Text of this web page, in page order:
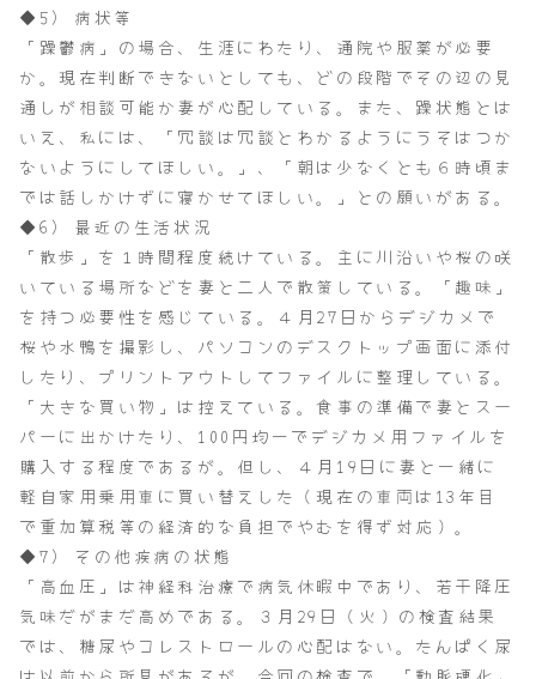
◆5) 病状等
「躁鬱病」の場合、生涯にわたり、通院や服薬が必要
か。現在判断できないとしても、どの段階でその辺の見
通しが相談可能か妻が心配している。また、躁状態とは
いえ、私には、「冗談は冗談とわかるようにうそはつか
ないようにしてほしい。」、「朝は少なくとも６時頃ま
では話しかけずに寝かせてほしい。」との願いがある。
◆6) 最近の生活状況
「散歩」を１時間程度続けている。主に川沿いや桜の咲
いている場所などを妻と二人で散策している。「趣味」
を持つ必要性を感じている。４月27日からデジカメで
桜や水鴨を撮影し、パソコンのデスクトップ画面に添付
したり、プリントアウトしてファイルに整理している。
「大きな買い物」は控えている。食事の準備で妻とスー
パーに出かけたり、100円均一でデジカメ用ファイルを
購入する程度であるが。但し、４月19日に妻と一緒に
軽自家用乗用車に買い替えした（現在の車両は13年目
で重加算税等の経済的な負担でやむを得ず対応）。
◆7) その他疾病の状態
「高血圧」は神経科治療で病気休暇中であり、若干降圧
気味だがまだ高めである。３月29日（火）の検査結果
では、糖尿やコレストロールの心配はない。たんぱく尿